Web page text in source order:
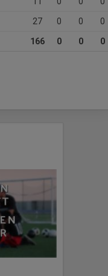
27 0 0 0
166 0 0 0